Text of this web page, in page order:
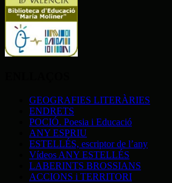
GEOGRAFIES LITERÀRIES
ENDRETS
POCIÓ. Poesia i Educació
ANY ESPRIU
ESTELLÉS, escriptor de l’any
Vídeos ANY ESTELLÉS
LABERINTS BROSSIANS
ACCIONS i TERRITORI